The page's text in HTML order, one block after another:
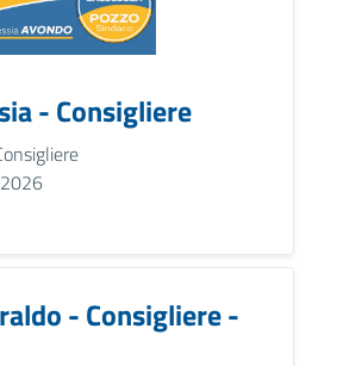
- Consigliere
- Consigliere -